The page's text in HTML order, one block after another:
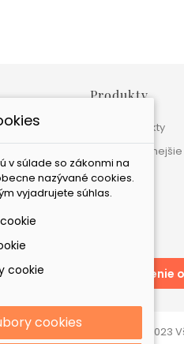
12 821 07
Produkty
Nové produkty
Najpredávanejšie
Odstúpenie
GLOBERG®:Digital. © 2023
v súlade so zákonmi na
nazývané cookies.
vyjadrujete súhlas.
cookie
cookies